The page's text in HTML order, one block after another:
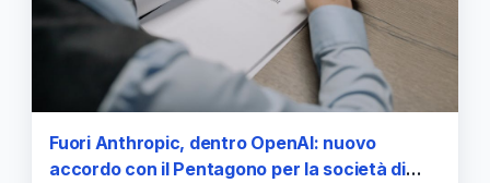
Fuori Anthropic, dentro OpenAI: nuovo
accordo con il Pentagono per la società di